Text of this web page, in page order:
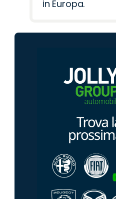
in Europa.